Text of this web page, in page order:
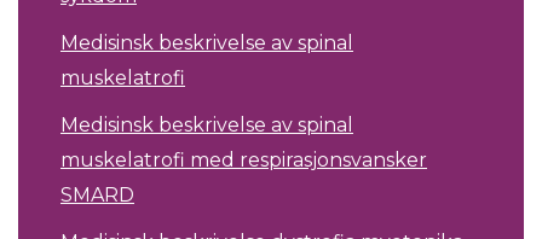
Medisinsk beskrivelse av spinal
muskelatrofi
Medisinsk beskrivelse av spinal
muskelatrofi med respirasjonsvansker
SMARD